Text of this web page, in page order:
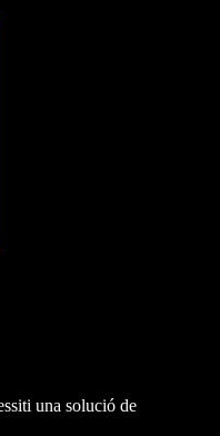
una solució de